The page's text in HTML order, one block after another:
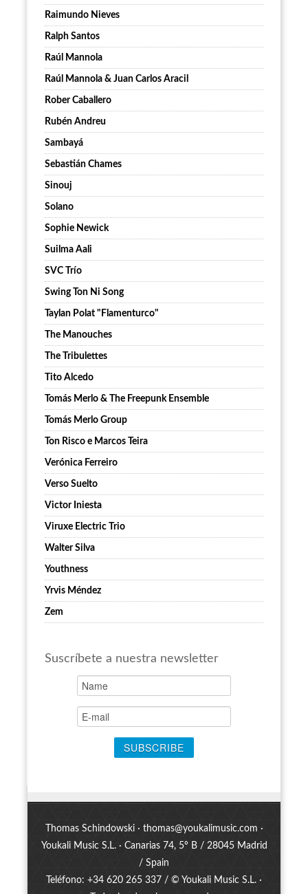
Raimundo Nieves
Ralph Santos
Raúl Mannola
Raúl Mannola & Juan Carlos Aracil
Rober Caballero
Rubén Andreu
Sambayá
Sebastián Chames
Sinouj
Solano
Sophie Newick
Suilma Aali
SVC Trío
Swing Ton Ni Song
Taylan Polat "Flamenturco"
The Manouches
The Tribulettes
Tito Alcedo
Tomás Merlo & The Freepunk Ensemble
Tomás Merlo Group
Ton Risco e Marcos Teira
Verónica Ferreiro
Verso Suelto
Victor Iniesta
Viruxe Electric Trio
Walter Silva
Youthness
Yrvis Méndez
Zem
Suscríbete a nuestra newsletter
Thomas Schindowski · thomas@youkalimusic.com ·
Youkali Music S.L. · Canarias 74, 5º B / 28045 Madrid
/ Spain
Teléfono: +34 620 265 337 / © Youkali Music S.L. ·